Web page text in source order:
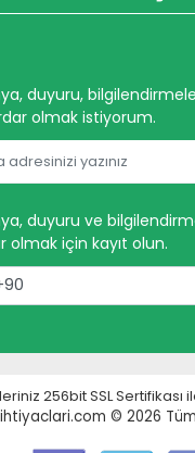
duyuru,
olmak istiyorum.
duyuru ve
olmak için kayıt olun.
256bit SSL Sertifikası
© 2026